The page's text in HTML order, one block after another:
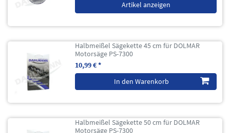
Artikel anzeigen
Halbmeißel Sägekette 45 cm für DOLMAR
Motorsäge PS-7300
10,99 € *
In den Warenkorb
Halbmeißel Sägekette 50 cm für DOLMAR
Motorsäge PS-7300